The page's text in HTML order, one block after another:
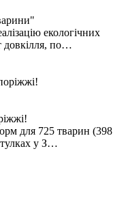
екологічних
довкілля, по…
для 725 тварин (398
у З…